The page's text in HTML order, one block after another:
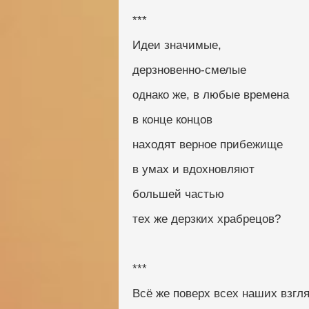
***
Идеи значимые,
дерзновенно-смелые
однако же, в любые времена
в конце концов
находят верное прибежище
в умах и вдохновляют
большей частью
тех же дерзких храбрецов?
***
Всё же поверх всех наших